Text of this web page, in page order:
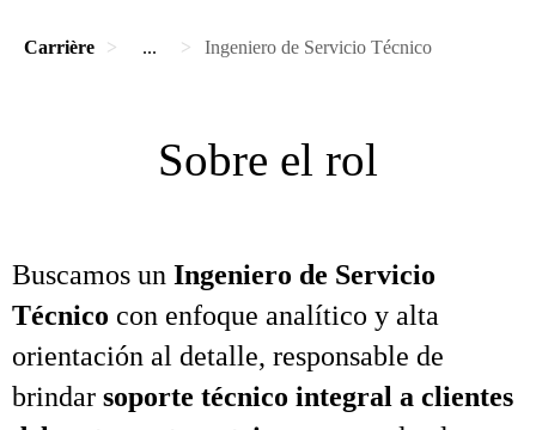
Carrière ... Ingeniero de Servicio Técnico
Sobre el rol
Buscamos un Ingeniero de Servicio
Técnico con enfoque analítico y alta
orientación al detalle, responsable de
brindar soporte técnico integral a clientes